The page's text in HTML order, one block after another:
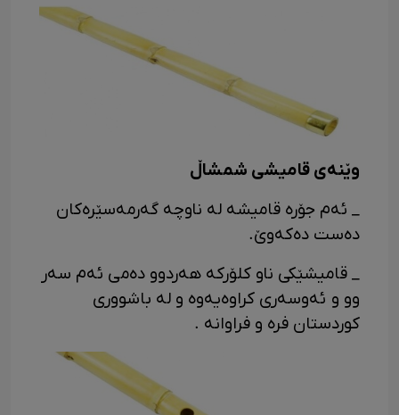
وێنەی قامیشی شمشاڵ
_ ئەم جۆرە قامیشە لە ناوچە گەرمەسێرەکان
دەست دەکەوێ.
_ قامیشێکی ناو کلۆرکە هەردوو دەمی ئەم سەر
وو و ئەوسەری کراوەیەوه و لە باشووری
کوردستان فرە و فراوانە .